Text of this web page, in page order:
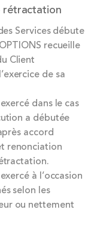
rétractation
Services débute
recueille
Client
de sa
dans le cas
a débutée
accord
renonciation
à l’occasion
selon les
ou nettement